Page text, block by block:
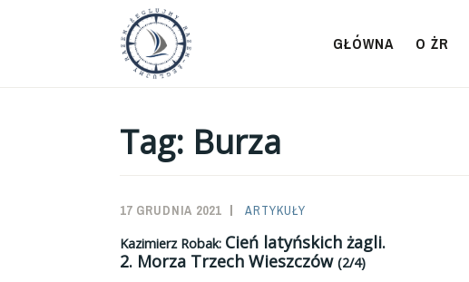
GŁÓWNA O ŻR
Tag: Burza
17 GRUDNIA 2021
SAILOR-
ADMIN
ARTYKUŁY
Kazimierz Robak: Cień latyńskich żagli.
2. Morza Trzech Wieszczów (2/4)